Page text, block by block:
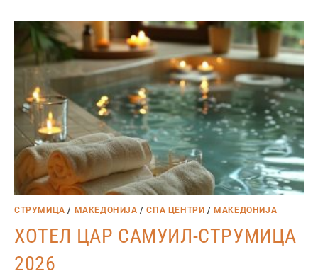
СТРУМИЦА / МАКЕДОНИЈА /СПА ЦЕНТРИ /МАКЕДОНИЈА
ХОТЕЛ ЦАР САМУИЛ-СТРУМИЦА
2026